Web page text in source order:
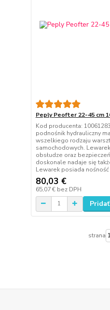
Peply Peofter 22-45 cm
Kod producenta:
podnośnik hydrauliczny
wszelkiego rodzaju
samochodowych.
obsłudze oraz
doskonale nadaje się
Lewarek posiada nośność
80,03 €
65,07 € bez DPH
strana